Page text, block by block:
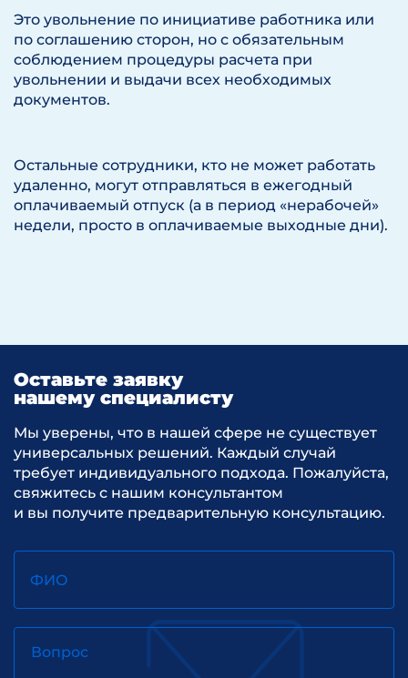
Это увольнение по инициативе работника или
по соглашению сторон, но с обязательным
соблюдением процедуры расчета при
увольнении и выдачи всех необходимых
документов.
Остальные сотрудники, кто не может работать
удаленно, могут отправляться в ежегодный
оплачиваемый отпуск (а в период «нерабочей»
недели, просто в оплачиваемые выходные дни).
Оставьте заявку
нашему специалисту
Мы уверены, что в нашей сфере не существует
универсальных решений. Каждый случай
требует индивидуального подхода. Пожалуйста,
свяжитесь с нашим консультантом
и вы получите предварительную консультацию.
ФИО
Вопрос